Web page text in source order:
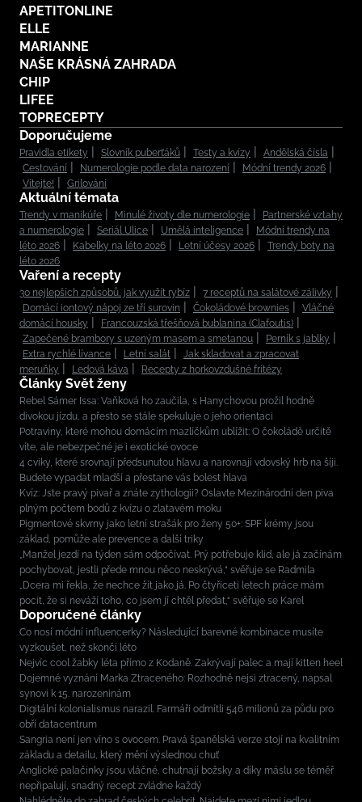
APETITONLINE
ELLE
MARIANNE
NAŠE KRÁSNÁ ZAHRADA
CHIP
LIFEE
TOPRECEPTY
Doporučujeme
Pravidla etikety Slovník puberťáků Testy a kvízy
Andělská čísla
Cestování
Numerologie podle data narození
Módní trendy 2026
Vítejte!
Grilování
Aktuální témata
Trendy v manikúře Minulé životy dle numerologie
Partnerské vztahy
a numerologie
Seriál Ulice Umělá inteligence
Módní trendy na
léto 2026
Kabelky na léto 2026 Letní účesy 2026
Trendy boty na
léto 2026
Vaření a recepty
30 nejlepších způsobů, jak využít rybíz
7 receptů na salátové zálivky
Domácí iontový nápoj ze tří surovin
Čokoládové brownies
Vláčné
domácí housky
Francouzská třešňová bublanina (Clafoutis)
Zapečené brambory s uzeným masem a smetanou
Perník s jablky
Extra rychlé lívance
Letní salát
Jak skladovat a zpracovat
meruňky
Ledová káva Recepty z horkovzdušné fritézy
Články Svět ženy
Rebel Sámer Issa: Vaňková ho zaučila, s Hanychovou prožil hodně
divokou jízdu, a přesto se stále spekuluje o jeho orientaci
Potraviny, které mohou domácím mazlíčkům ublížit: O čokoládě určitě
víte, ale nebezpečné je i exotické ovoce
4 cviky, které srovnají předsunutou hlavu a narovnají vdovský hrb na šíji.
Budete vypadat mladší a přestane vás bolest hlava
Kvíz: Jste pravý pivař a znáte zythologii? Oslavte Mezinárodní den piva
plným počtem bodů z kvízu o zlatavém moku
Pigmentové skvrny jako letní strašák pro ženy 50+: SPF krémy jsou
základ, pomůže ale prevence a další triky
„Manžel jezdí na týden sám odpočívat. Prý potřebuje klid, ale já začínám
pochybovat, jestli přede mnou něco neskrývá,“ svěřuje se Radmila
„Dcera mi řekla, že nechce žít jako já. Po čtyřiceti letech práce mám
pocit, že si neváží toho, co jsem jí chtěl předat,“ svěřuje se Karel
Doporučené články
Co nosí módní influencerky? Následující barevné kombinace musíte
vyzkoušet, než skončí léto
Nejvíc cool žabky léta přímo z Kodaně. Zakrývají palec a mají kitten heel
Dojemné vyznání Marka Ztraceného: Rozhodně nejsi ztracený, napsal
synovi k 15. narozeninám
Digitální kolonialismus narazil. Farmáři odmítli 546 milionů za půdu pro
obří datacentrum
Sangria není jen víno s ovocem. Pravá španělská verze stojí na kvalitním
základu a detailu, který mění výslednou chuť
Anglické palačinky jsou vláčné, chutnají božsky a díky máslu se téměř
nepřipalují, snadný recept zvládne každý